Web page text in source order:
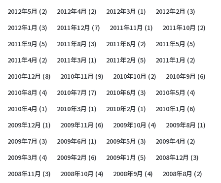
2012年5月 (2) 2012年4月 (2) 2012年3月 (1) 2012年2月 (3)
2012年1月 (3) 2011年12月 (7) 2011年11月 (1) 2011年10月 (2)
2011年9月 (5) 2011年8月 (3) 2011年6月 (2) 2011年5月 (5)
2011年4月 (2) 2011年3月 (1) 2011年2月 (5) 2011年1月 (2)
2010年12月 (8) 2010年11月 (9) 2010年10月 (2) 2010年9月 (6)
2010年8月 (4) 2010年7月 (7) 2010年6月 (3) 2010年5月 (4)
2010年4月 (1) 2010年3月 (1) 2010年2月 (1) 2010年1月 (6)
2009年12月 (1) 2009年11月 (6) 2009年10月 (4) 2009年8月 (1)
2009年7月 (3) 2009年6月 (1) 2009年5月 (3) 2009年4月 (2)
2009年3月 (4) 2009年2月 (6) 2009年1月 (5) 2008年12月 (3)
2008年11月 (3) 2008年10月 (4) 2008年9月 (4) 2008年8月 (2)